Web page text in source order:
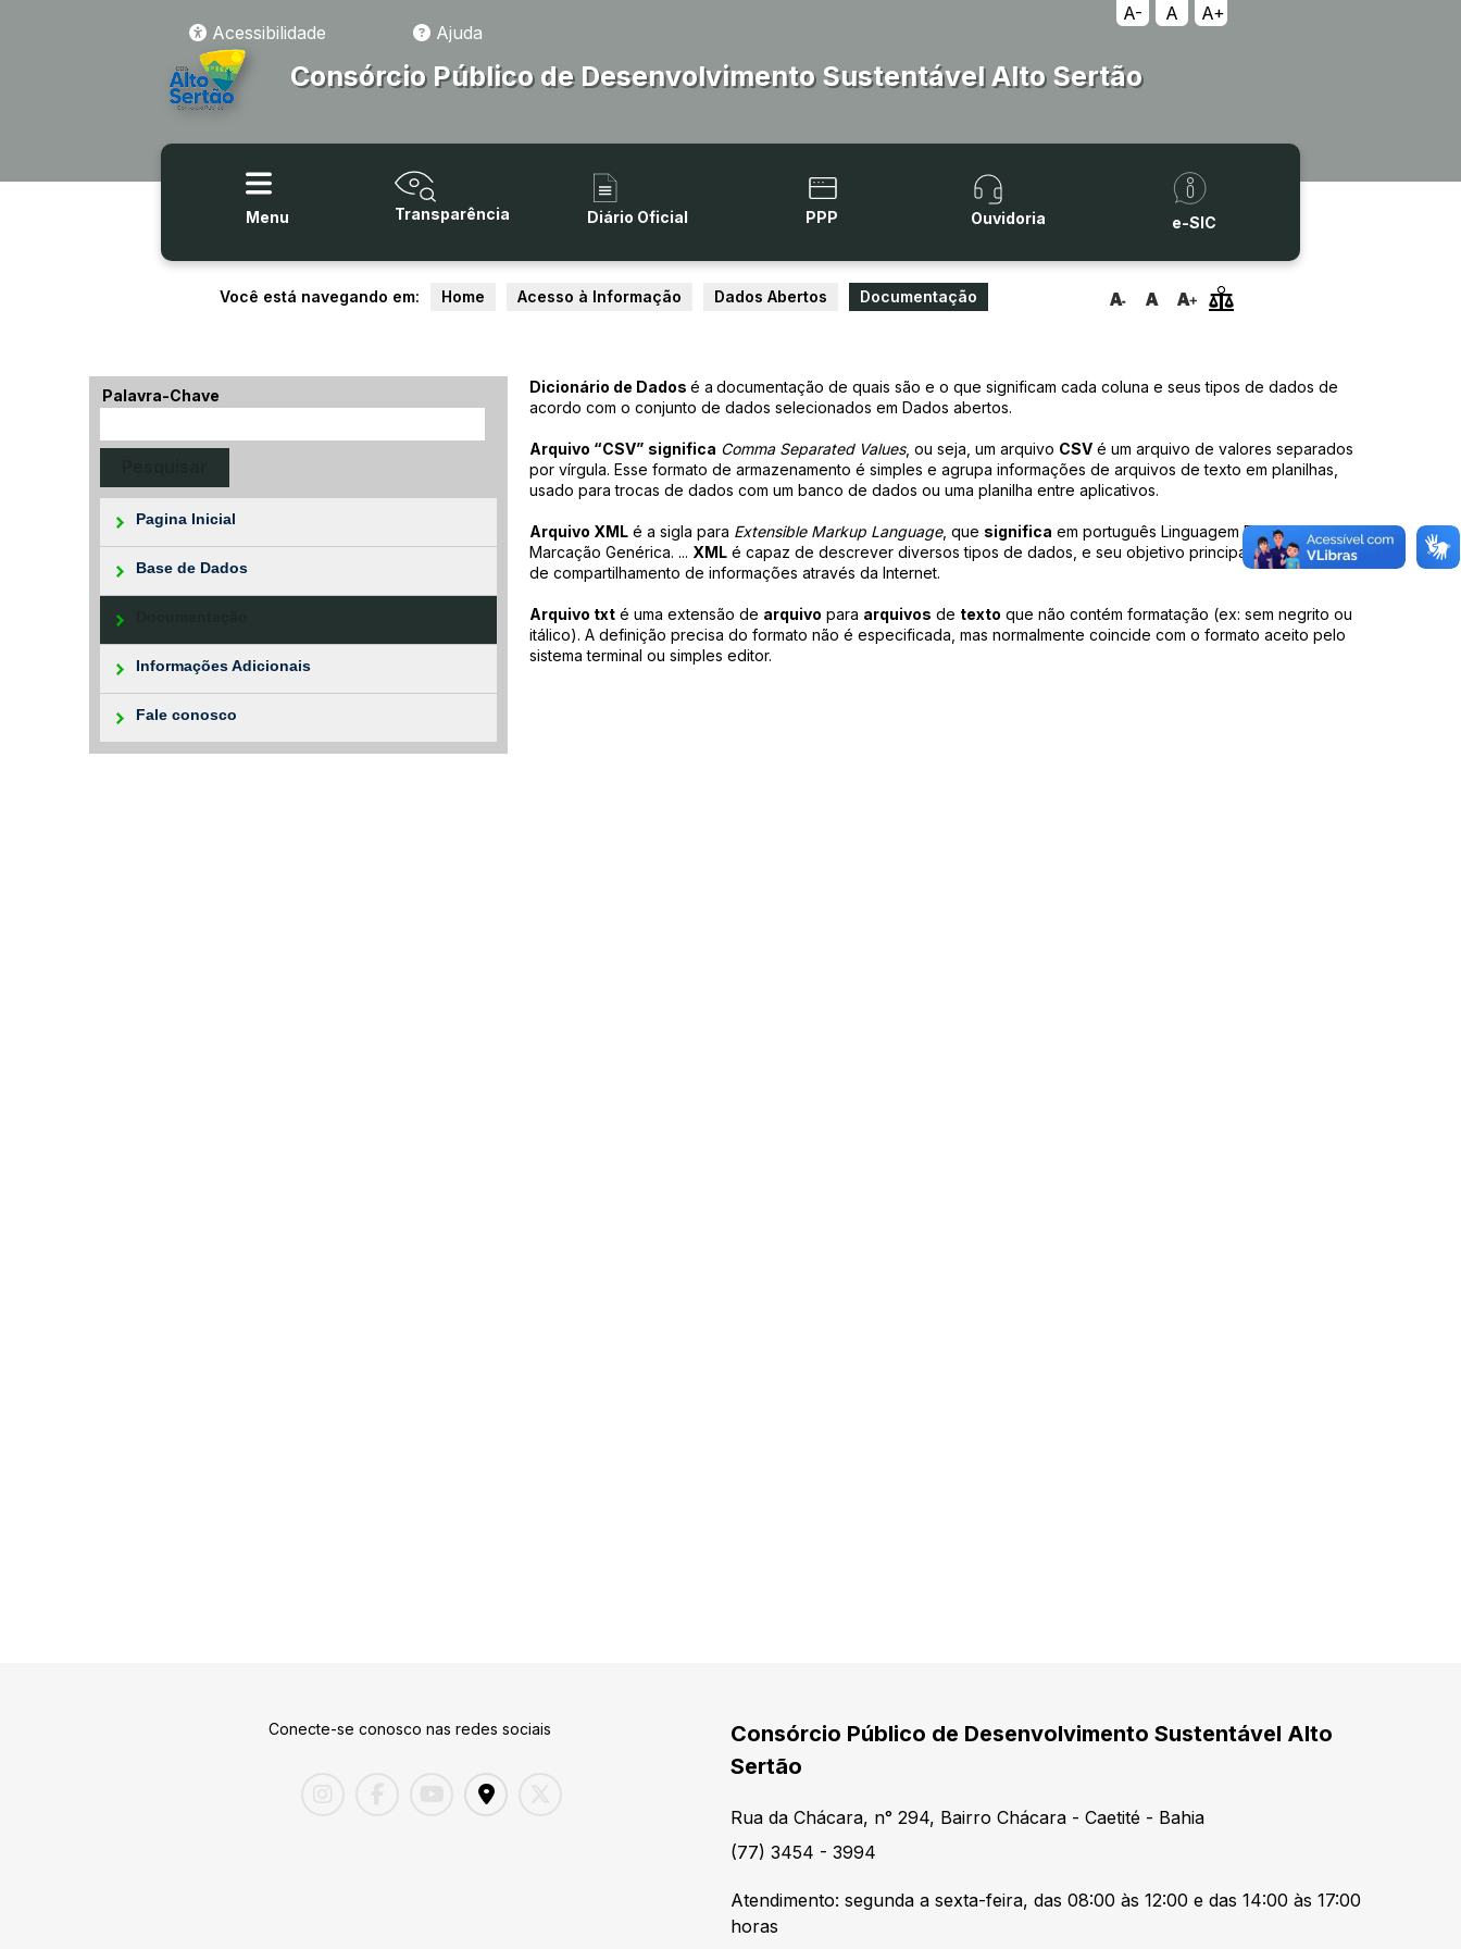
A- A
A+
Acessibilidade
Ajuda
Consórcio Público de Desenvolvimento Sustentável Alto Sertão
Menu Transparência Diário Oficial PPP Ouvidoria e-SIC
Você está navegando em: Home Acesso à Informação Dados Abertos Documentação
Palavra-Chave
Pagina Inicial
Base de Dados
Informações Adicionais
Fale conosco
Dicionário de Dados é a documentação de quais são e o que significam cada coluna e seus tipos de dados de
acordo com o conjunto de dados selecionados em Dados abertos.
Arquivo “CSV” significa Comma Separated Values, ou seja, um arquivo CSV é um arquivo de valores separados
por vírgula. Esse formato de armazenamento é simples e agrupa informações de arquivos de texto em planilhas,
usado para trocas de dados com um banco de dados ou uma planilha entre aplicativos.
Arquivo XML é a sigla para Extensible Markup Language, que significa em português Linguagem Extensível de
Marcação Genérica. ... XML é capaz de descrever diversos tipos de dados, e seu objetivo principal é a facilidade
de compartilhamento de informações através da Internet.
Arquivo txt é uma extensão de arquivo para arquivos de texto que não contém formatação (ex: sem negrito ou
itálico). A definição precisa do formato não é especificada, mas normalmente coincide com o formato aceito pelo
sistema terminal ou simples editor.
Conecte-se conosco nas redes sociais
Consórcio Público de Desenvolvimento Sustentável Alto
Sertão
Rua da Chácara, n° 294, Bairro Chácara - Caetité - Bahia
(77) 3454 - 3994
Atendimento: segunda a sexta-feira, das 08:00 às 12:00 e das 14:00 às 17:00
horas